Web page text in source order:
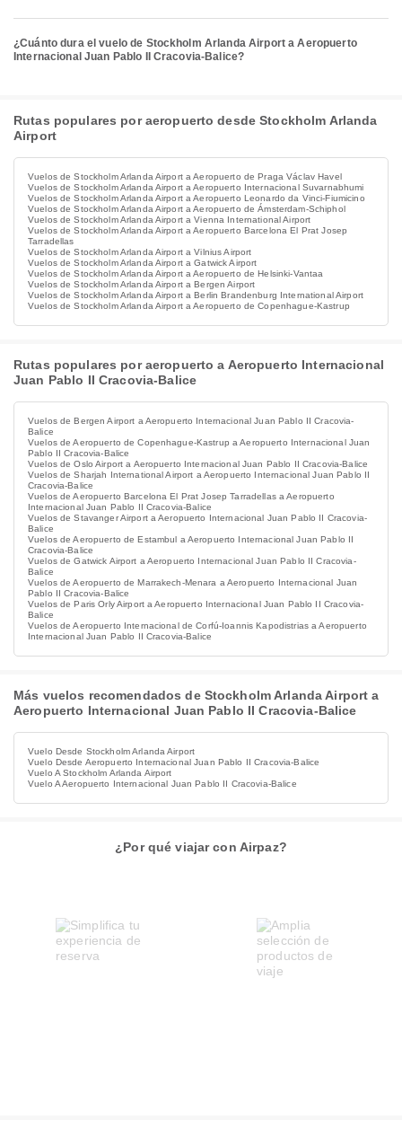
¿Cuánto dura el vuelo de Stockholm Arlanda Airport a Aeropuerto
Internacional Juan Pablo II Cracovia-Balice?
Rutas populares por aeropuerto desde Stockholm Arlanda
Airport
Vuelos de Stockholm Arlanda Airport a Aeropuerto de Praga Václav Havel
Vuelos de Stockholm Arlanda Airport a Aeropuerto Internacional Suvarnabhumi
Vuelos de Stockholm Arlanda Airport a Aeropuerto Leonardo da Vinci-Fiumicino
Vuelos de Stockholm Arlanda Airport a Aeropuerto de Ámsterdam-Schiphol
Vuelos de Stockholm Arlanda Airport a Vienna International Airport
Vuelos de Stockholm Arlanda Airport a Aeropuerto Barcelona El Prat Josep
Tarradellas
Vuelos de Stockholm Arlanda Airport a Vilnius Airport
Vuelos de Stockholm Arlanda Airport a Gatwick Airport
Vuelos de Stockholm Arlanda Airport a Aeropuerto de Helsinki-Vantaa
Vuelos de Stockholm Arlanda Airport a Bergen Airport
Vuelos de Stockholm Arlanda Airport a Berlin Brandenburg International Airport
Vuelos de Stockholm Arlanda Airport a Aeropuerto de Copenhague-Kastrup
Rutas populares por aeropuerto a Aeropuerto Internacional
Juan Pablo II Cracovia-Balice
Vuelos de Bergen Airport a Aeropuerto Internacional Juan Pablo II Cracovia-
Balice
Vuelos de Aeropuerto de Copenhague-Kastrup a Aeropuerto Internacional Juan
Pablo II Cracovia-Balice
Vuelos de Oslo Airport a Aeropuerto Internacional Juan Pablo II Cracovia-Balice
Vuelos de Sharjah International Airport a Aeropuerto Internacional Juan Pablo II
Cracovia-Balice
Vuelos de Aeropuerto Barcelona El Prat Josep Tarradellas a Aeropuerto
Internacional Juan Pablo II Cracovia-Balice
Vuelos de Stavanger Airport a Aeropuerto Internacional Juan Pablo II Cracovia-
Balice
Vuelos de Aeropuerto de Estambul a Aeropuerto Internacional Juan Pablo II
Cracovia-Balice
Vuelos de Gatwick Airport a Aeropuerto Internacional Juan Pablo II Cracovia-
Balice
Vuelos de Aeropuerto de Marrakech-Menara a Aeropuerto Internacional Juan
Pablo II Cracovia-Balice
Vuelos de Paris Orly Airport a Aeropuerto Internacional Juan Pablo II Cracovia-
Balice
Vuelos de Aeropuerto Internacional de Corfú-Ioannis Kapodistrias a Aeropuerto
Internacional Juan Pablo II Cracovia-Balice
Más vuelos recomendados de Stockholm Arlanda Airport a
Aeropuerto Internacional Juan Pablo II Cracovia-Balice
Vuelo Desde Stockholm Arlanda Airport
Vuelo Desde Aeropuerto Internacional Juan Pablo II Cracovia-Balice
Vuelo A Stockholm Arlanda Airport
Vuelo A Aeropuerto Internacional Juan Pablo II Cracovia-Balice
¿Por qué viajar con Airpaz?